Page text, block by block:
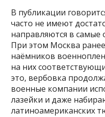
В публикации
часто не имеют
направляются в самые
При этом Москва ранее
наёмников
на них
это, вербовка
военные компании
лазейки и даже
латиноамериканских